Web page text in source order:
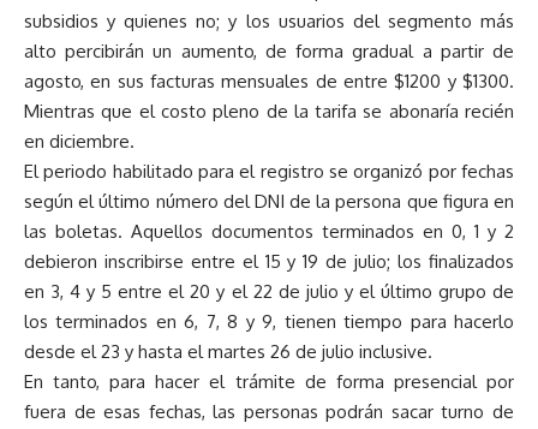
subsidios y quienes no; y los usuarios del segmento más
alto percibirán un aumento, de forma gradual a partir de
agosto, en sus facturas mensuales de entre $1200 y $1300.
Mientras que el costo pleno de la tarifa se abonaría recién
en diciembre.
El periodo habilitado para el registro se organizó por fechas
según el último número del DNI de la persona que figura en
las boletas. Aquellos documentos terminados en 0, 1 y 2
debieron inscribirse entre el 15 y 19 de julio; los finalizados
en 3, 4 y 5 entre el 20 y el 22 de julio y el último grupo de
los terminados en 6, 7, 8 y 9, tienen tiempo para hacerlo
desde el 23 y hasta el martes 26 de julio inclusive.
En tanto, para hacer el trámite de forma presencial por
fuera de esas fechas, las personas podrán sacar turno de